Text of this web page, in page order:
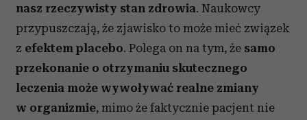
nasz rzeczywisty stan zdrowia. Naukowcy
przypuszczają, że zjawisko to może mieć związek
z efektem placebo. Polega on na tym, że samo
przekonanie o otrzymaniu skutecznego
leczenia może wywoływać realne zmiany
w organizmie, mimo że faktycznie pacjent nie